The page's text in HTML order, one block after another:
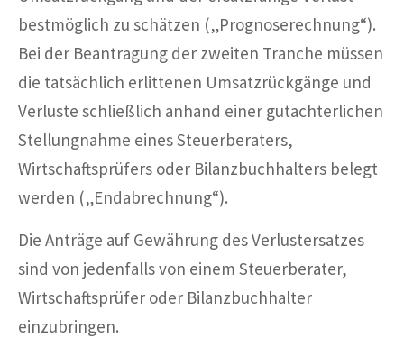
bestmöglich zu schätzen („Prognoserechnung“).
Bei der Beantragung der zweiten Tranche müssen
die tatsächlich erlittenen Umsatzrückgänge und
Verluste schließlich anhand einer gutachterlichen
Stellungnahme eines Steuerberaters,
Wirtschaftsprüfers oder Bilanzbuchhalters belegt
werden („Endabrechnung“).
Die Anträge auf Gewährung des Verlustersatzes
sind von jedenfalls von einem Steuerberater,
Wirtschaftsprüfer oder Bilanzbuchhalter
einzubringen.